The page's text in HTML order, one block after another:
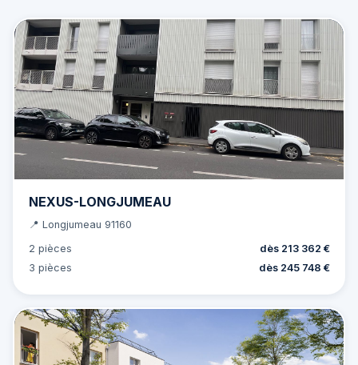
NEXUS-LONGJUMEAU
📍 Longjumeau 91160
2 pièces
dès 213 362 €
3 pièces
dès 245 748 €